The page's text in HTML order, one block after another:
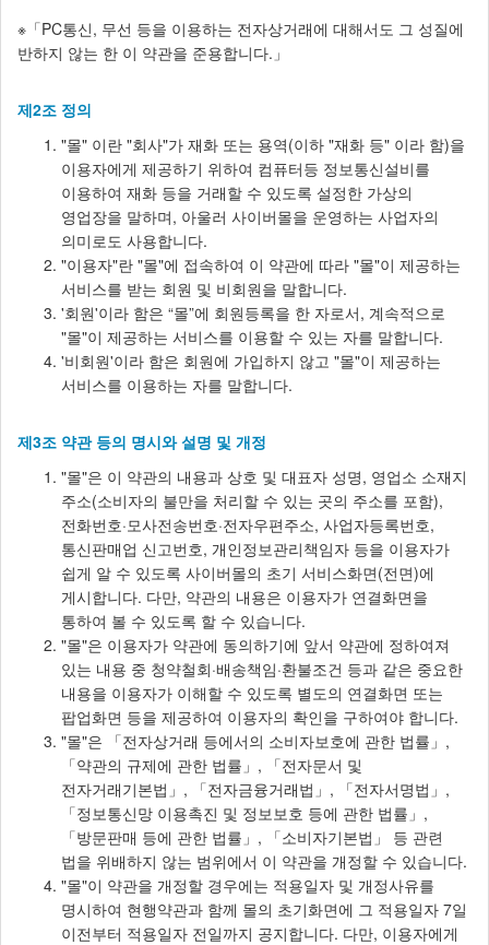
※「PC통신, 무선 등을 이용하는 전자상거래에 대해서도 그 성질에
반하지 않는 한 이 약관을 준용합니다.」
제2조 정의
"몰" 이란 "회사"가 재화 또는 용역(이하 "재화 등" 이라 함)을
이용자에게 제공하기 위하여 컴퓨터등 정보통신설비를
이용하여 재화 등을 거래할 수 있도록 설정한 가상의
영업장을 말하며, 아울러 사이버몰을 운영하는 사업자의
의미로도 사용합니다.
"이용자"란 "몰"에 접속하여 이 약관에 따라 "몰"이 제공하는
서비스를 받는 회원 및 비회원을 말합니다.
'회원'이라 함은 “몰”에 회원등록을 한 자로서, 계속적으로
"몰"이 제공하는 서비스를 이용할 수 있는 자를 말합니다.
'비회원'이라 함은 회원에 가입하지 않고 "몰"이 제공하는
서비스를 이용하는 자를 말합니다.
제3조 약관 등의 명시와 설명 및 개정
"몰"은 이 약관의 내용과 상호 및 대표자 성명, 영업소 소재지
주소(소비자의 불만을 처리할 수 있는 곳의 주소를 포함),
전화번호·모사전송번호·전자우편주소, 사업자등록번호,
통신판매업 신고번호, 개인정보관리책임자 등을 이용자가
쉽게 알 수 있도록 사이버몰의 초기 서비스화면(전면)에
게시합니다. 다만, 약관의 내용은 이용자가 연결화면을
통하여 볼 수 있도록 할 수 있습니다.
"몰"은 이용자가 약관에 동의하기에 앞서 약관에 정하여져
있는 내용 중 청약철회·배송책임·환불조건 등과 같은 중요한
내용을 이용자가 이해할 수 있도록 별도의 연결화면 또는
팝업화면 등을 제공하여 이용자의 확인을 구하여야 합니다.
"몰"은 「전자상거래 등에서의 소비자보호에 관한 법률」,
「약관의 규제에 관한 법률」, 「전자문서 및
전자거래기본법」, 「전자금융거래법」, 「전자서명법」,
「정보통신망 이용촉진 및 정보보호 등에 관한 법률」,
「방문판매 등에 관한 법률」, 「소비자기본법」 등 관련
법을 위배하지 않는 범위에서 이 약관을 개정할 수 있습니다.
"몰"이 약관을 개정할 경우에는 적용일자 및 개정사유를
명시하여 현행약관과 함께 몰의 초기화면에 그 적용일자 7일
이전부터 적용일자 전일까지 공지합니다. 다만, 이용자에게